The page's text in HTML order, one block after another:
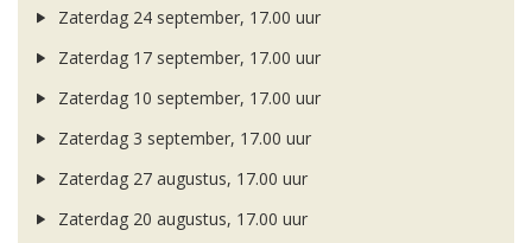
Zaterdag 24 september, 17.00 uur
Zaterdag 17 september, 17.00 uur
Zaterdag 10 september, 17.00 uur
Zaterdag 3 september, 17.00 uur
Zaterdag 27 augustus, 17.00 uur
Zaterdag 20 augustus, 17.00 uur